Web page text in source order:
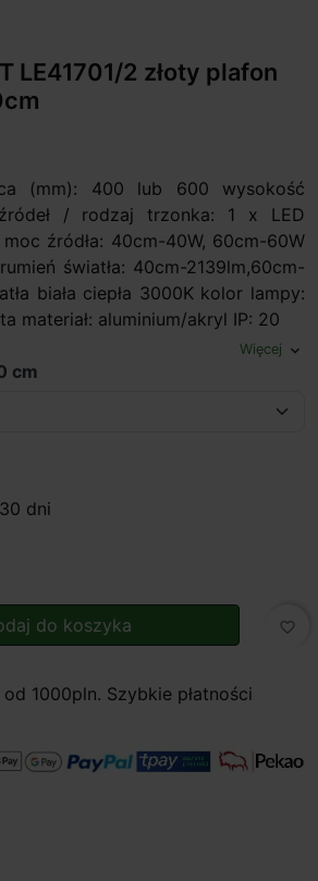
LE41701/2 złoty plafon
(mm): 400 lub 600 wysokość
/ rodzaj trzonka: 1 x LED
źródła: 40cm-40W, 60cm-60W
światła: 40cm-2139lm,60cm-
biała ciepła 3000K kolor lampy:
materiał: aluminium/akryl IP: 20
Więcej expand_more
cm
dni
do koszyka favorite_border
1000pln. Szybkie płatności